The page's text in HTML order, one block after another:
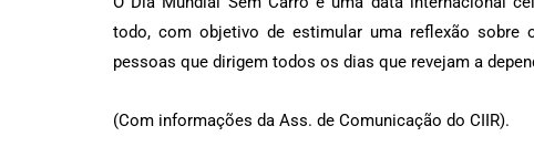
todo, com objetivo de estimular uma reflexão sobre
pessoas que dirigem todos os dias que revejam a
(Com informações da Ass. de Comunicação do CIIR).